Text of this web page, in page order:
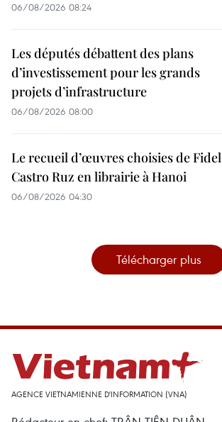
06/08/2026 08:24
Les députés débattent des plans
d’investissement pour les grands
projets d’infrastructure
06/08/2026 08:00
Le recueil d’œuvres choisies de Fidel
Castro Ruz en librairie à Hanoi
06/08/2026 04:30
Télécharger plus
AGENCE VIETNAMIENNE D'INFORMATION (VNA)